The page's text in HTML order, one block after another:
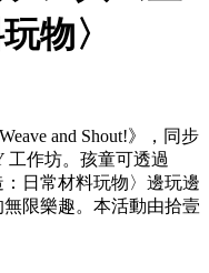
物〉
and Shout!》，同步
工作坊。孩童可透過
：日常材料玩物〉邊玩邊
限樂趣。本活動由拾壹